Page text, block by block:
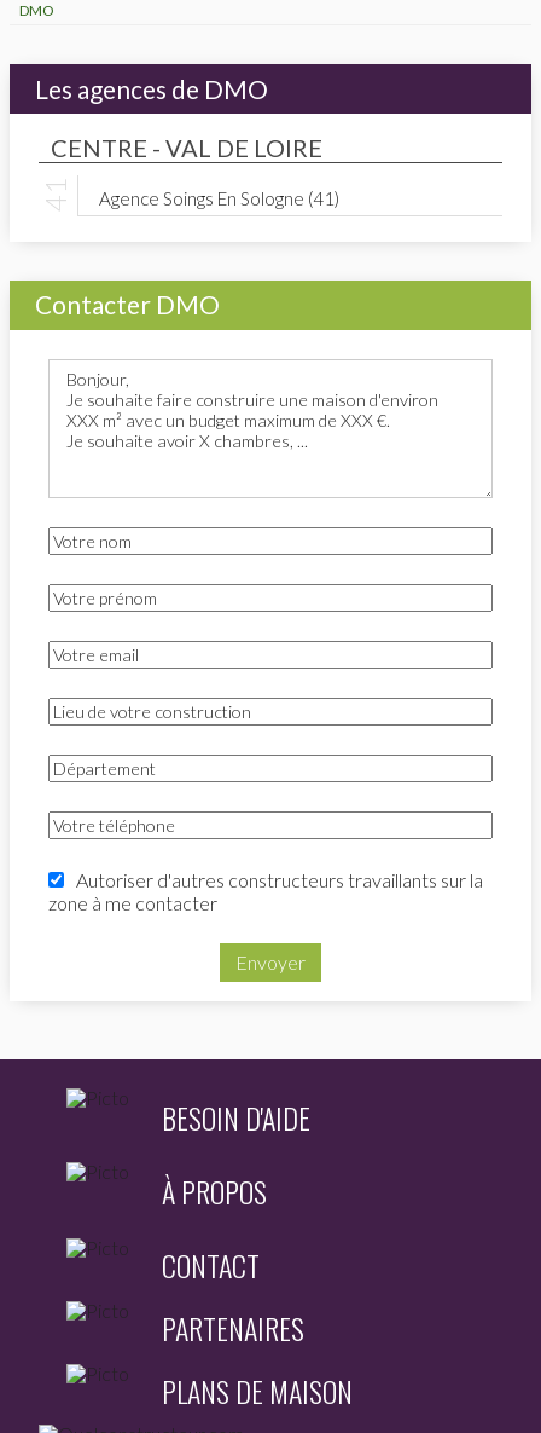
DMO
Les agences de DMO
CENTRE - VAL DE LOIRE
Agence Soings En Sologne (41)
Contacter DMO
Autoriser d'autres constructeurs travaillants sur la
zone à me contacter
Envoyer
BESOIN D'AIDE
À PROPOS
CONTACT
PARTENAIRES
PLANS DE MAISON